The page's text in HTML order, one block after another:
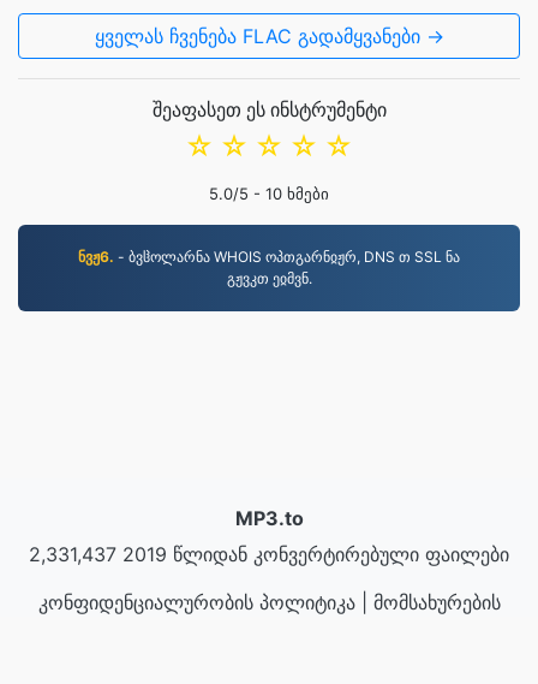
ყველას ჩვენება FLAC გადამყვანები →
შეაფასეთ ეს ინსტრუმენტი
☆
☆
☆
☆
☆
5.0/5 - 10 ხმები
ნვჟ6. - ბვჱოლარნა WHOIS ოპთგარნჲჟრ, DNS თ SSL ნა
გჟვკთ ეჲმვნ.
MP3.to
2,331,437 2019 წლიდან კონვერტირებული ფაილები
კონფიდენციალურობის პოლიტიკა| მომსახურების